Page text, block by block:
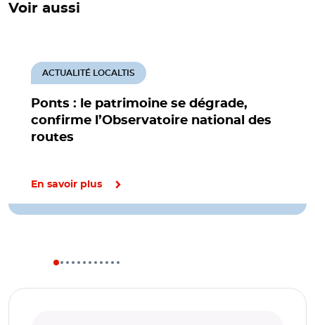
Voir aussi
Ponts : le patrimoine se dégrade,
confirme l’Observatoire national des
routes
ACTUALITÉ LOCALTIS
En savoir plus